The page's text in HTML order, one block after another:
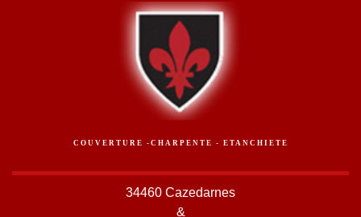
COUVERTURE -CHARPENTE - ETANCHIETE
34460 Cazedarnes
&